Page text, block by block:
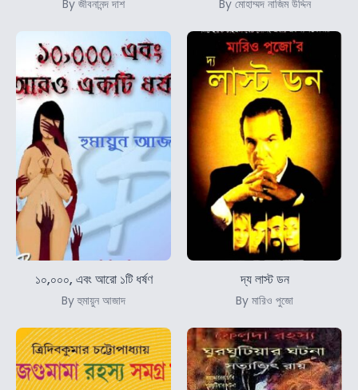
By জীবনানন্দ দাশ By মোহাম্মদ নাজিম উদ্দিন
১০,০০০, এবং আরো ১টি ধর্ষণ
By হুমায়ুন আজাদ
দ্য লাস্ট ডন
By মারিও পুজো